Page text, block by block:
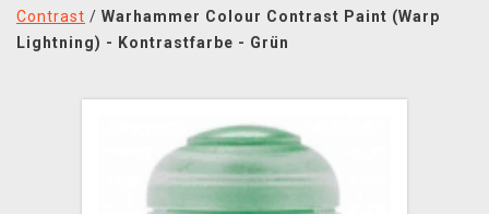
BÜCHER & COMICS
Contrast / Warhammer Colour Contrast Paint (Warp
Lightning) - Kontrastfarbe - Grün